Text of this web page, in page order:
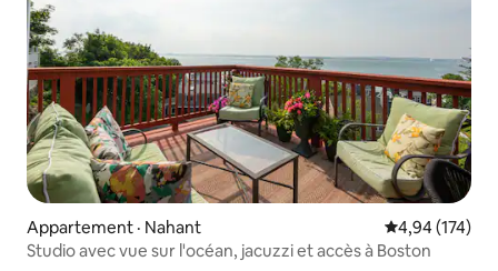
Appartement · Nahant Note
4,94 (174)
Studio avec vue sur l'océan, jacuzzi et accès à Boston